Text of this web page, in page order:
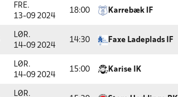
FRE.
13-09 2024
18:00 Karrebæk IF
LØR.
14-09 2024
14:30 Faxe Ladeplads IF
LØR.
14-09 2024
15:00 Karise IK
LØR.